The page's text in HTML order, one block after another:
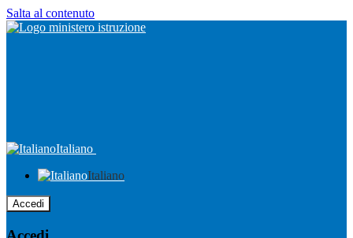
Salta al contenuto
Italiano
Italiano
Accedi